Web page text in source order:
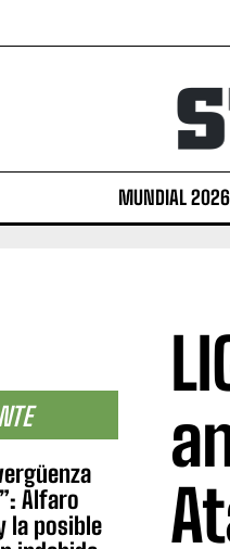
MUNDIAL 2026
Alfaro
la posible